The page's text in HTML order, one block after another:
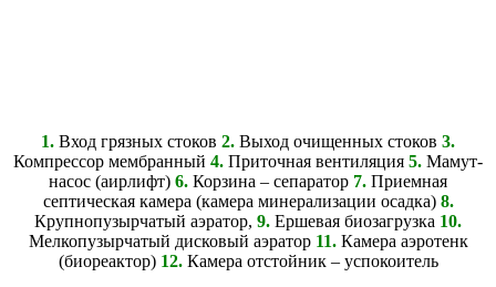
1. Вход грязных стоков 2. Выход очищенных стоков 3.
Компрессор мембранный 4. Приточная вентиляция 5. Мамут-
насос (аирлифт) 6. Корзина – сепаратор 7. Приемная
септическая камера (камера минерализации осадка) 8.
Крупнопузырчатый аэратор, 9. Ершевая биозагрузка 10.
Мелкопузырчатый дисковый аэратор 11.Камера аэротенк
(биореактор) 12.Камера отстойник – успокоитель